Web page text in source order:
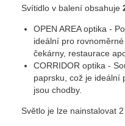
Svítidlo v balení obsahuje
OPEN AREA optika -
ideální pro
čekárny, restaurace
CORRIDOR optika -
paprsku, což je ideální
jsou chodby.
Světlo je lze nainstalovat